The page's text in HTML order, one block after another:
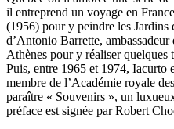
il entreprend un voyage en
(1956) pour y peindre les
d’Antonio Barrette,
Athènes pour y réaliser quelques
Puis, entre 1965 et 1974, Iacurto
membre de l’Académie royale
paraître « Souvenirs », un
préface est signée par Robert